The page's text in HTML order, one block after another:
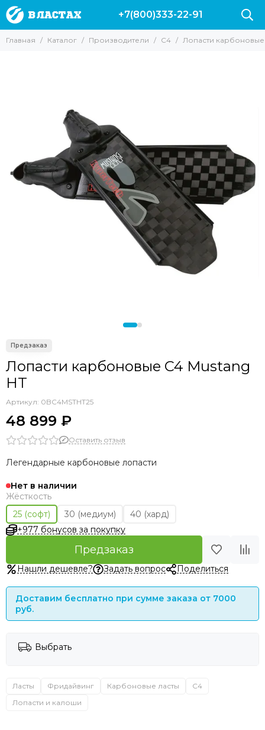
Производители
Скорпена
H.DESSAULT
Armytek
C4
Aquateam
Sarbags
KF
+7(800)333-22-91
Главная Каталог Производители C4 Лопасти карбоновые
Лопасти карбоновые C4 Mustang
HT
Артикул: 0BC4MSTHT25
48 899 ₽
Оставить отзыв
Легендарные карбоновые лопасти
Нет в наличии
Жёсткость
25 (софт)
30 (медиум)
40 (хард)
+977 бонусов за покупку
Предзаказ
Нашли дешевле? Задать вопрос Поделиться
Доставим бесплатно при сумме заказа от 7000
руб.
Выбрать
Ласты Фридайвинг Карбоновые ласты
C4
Лопасти и калоши